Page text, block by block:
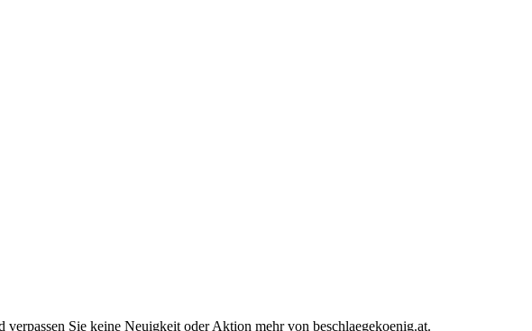
Sie keine Neuigkeit oder Aktion mehr von beschlaegekoenig.at.